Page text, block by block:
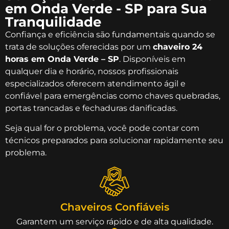
em Onda Verde - SP para Sua
Tranquilidade
Confiança e eficiência são fundamentais quando se
trata de soluções oferecidas por um chaveiro 24
horas em Onda Verde – SP. Disponíveis em
qualquer dia e horário, nossos profissionais
especializados oferecem atendimento ágil e
confiável para emergências como chaves quebradas,
portas trancadas e fechaduras danificadas.
Seja qual for o problema, você pode contar com
técnicos preparados para solucionar rapidamente seu
problema.
Chaveiros Confiáveis
Garantem um serviço rápido e de alta qualidade.